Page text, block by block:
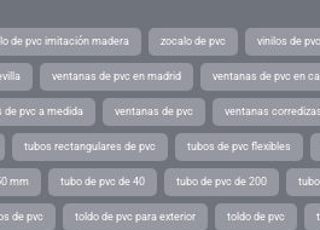
de pvc imitación madera zocalo de pvc vinilos de
ventanas de pvc en madrid ventanas de pvc en
de pvc a medida ventanas de pvc ventanas
tubos rectangulares de pvc tubos de pvc flexibles
mm tubo de pvc de 40 tubo de pvc de 200
de pvc toldo de pvc para exterior toldo de pvc